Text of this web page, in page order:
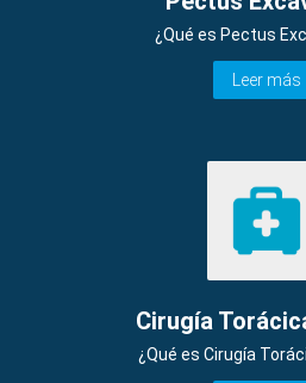
¿Qué es Pectus
Leer más
Cirugía
¿Qué es Cirugía